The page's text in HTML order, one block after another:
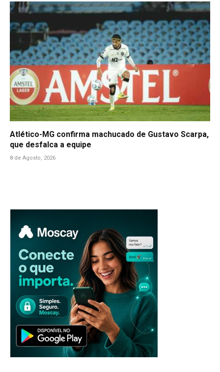
Atlético-MG confirma machucado de Gustavo Scarpa,
que desfalca a equipe
8 de Agosto, 2026